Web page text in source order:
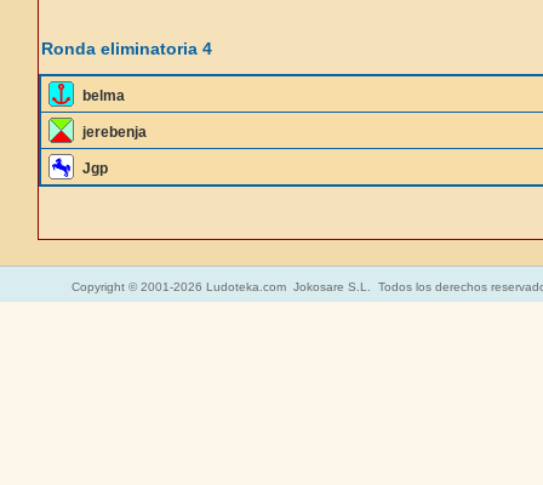
Ronda eliminatoria 4
belma
jerebenja
Jgp
Copyright © 2001-2026 Ludoteka.com Jokosare S.L. Todos los derechos